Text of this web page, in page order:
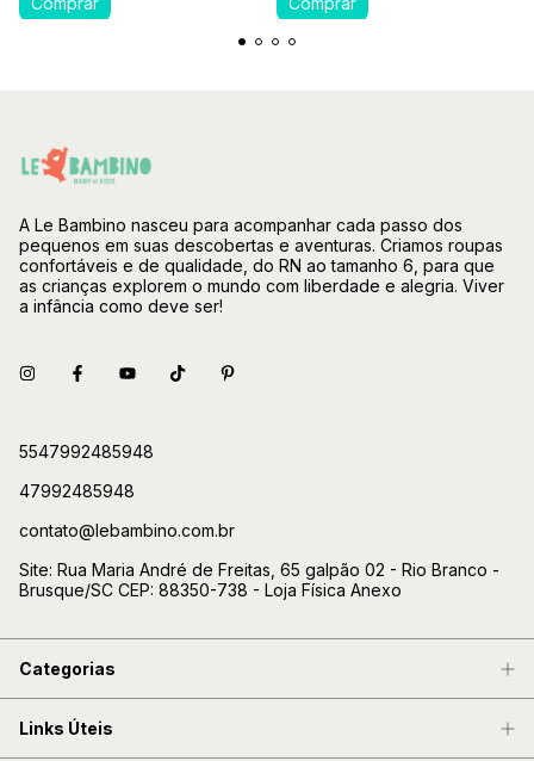
A Le Bambino nasceu para acompanhar cada passo dos
pequenos em suas descobertas e aventuras. Criamos roupas
confortáveis e de qualidade, do RN ao tamanho 6, para que
as crianças explorem o mundo com liberdade e alegria. Viver
a infância como deve ser!
5547992485948
47992485948
contato@lebambino.com.br
Site: Rua Maria André de Freitas, 65 galpão 02 - Rio Branco -
Brusque/SC CEP: 88350-738 - Loja Física Anexo
Categorias
Links Úteis